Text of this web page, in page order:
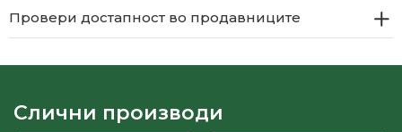
Провери достапност во продавниците
Слични производи